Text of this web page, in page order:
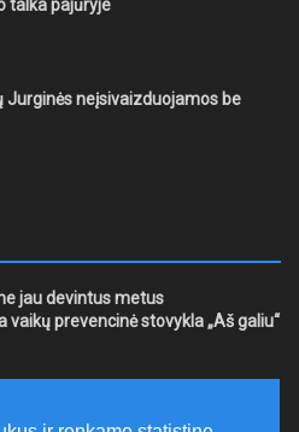
talka pajūryje
Jurginės neįsivaizduojamos be
jau devintus metus
vaikų prevencinė stovykla „Aš galiu“
verslo subjektų kūrimąsi